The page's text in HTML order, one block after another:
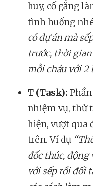
huy, cố gắng
tình huống
có dự án mà
trước, thời gian
mỗi cháu với 2
T (Task):
nhiệm vụ, thử
hiện, vượt qua
trên. Ví dụ
đốc thúc, động
với sếp rồi đối